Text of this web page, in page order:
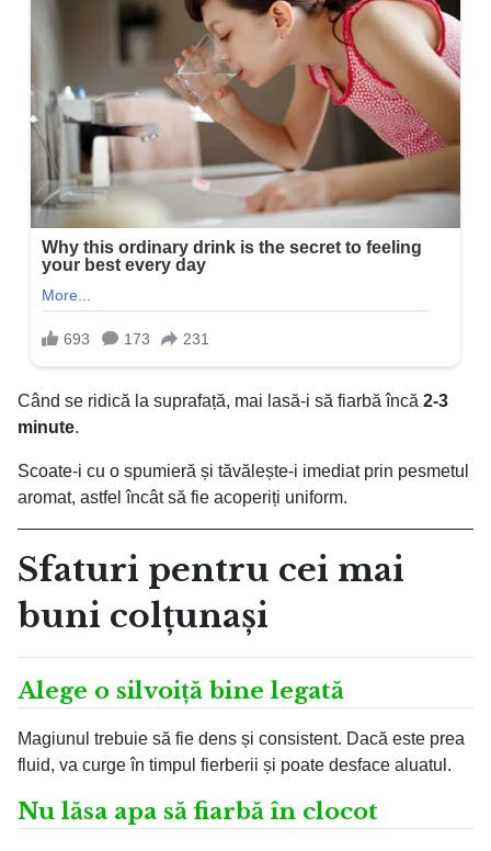
Când se ridică la suprafață, mai lasă-i să fiarbă încă 2-3
minute.
Scoate-i cu o spumieră și tăvălește-i imediat prin pesmetul
aromat, astfel încât să fie acoperiți uniform.
Sfaturi pentru cei mai
buni colțunași
Alege o silvoiță bine legată
Magiunul trebuie să fie dens și consistent. Dacă este prea
fluid, va curge în timpul fierberii și poate desface aluatul.
Nu lăsa apa să fiarbă în clocot